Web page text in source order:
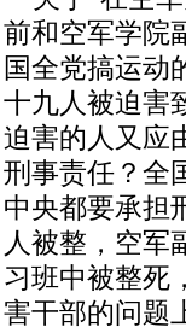
前和空军学院
国全党搞运动
十九人被迫害
迫害的人又应
刑事责任？全
中央都要承担
人被整，空军
习班中被整死
害干部的问题